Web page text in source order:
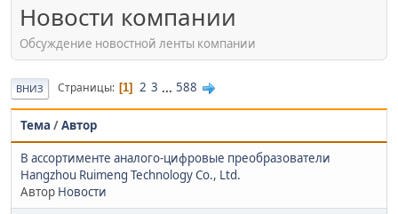
Новости компании
Обсуждение новостной ленты компании
ВНИЗ Страницы 1 2 3 ... 588
Тема /Автор
В ассортименте аналого-цифровые преобразователи
Hangzhou Ruimeng Technology Co., Ltd.
Автор Новости